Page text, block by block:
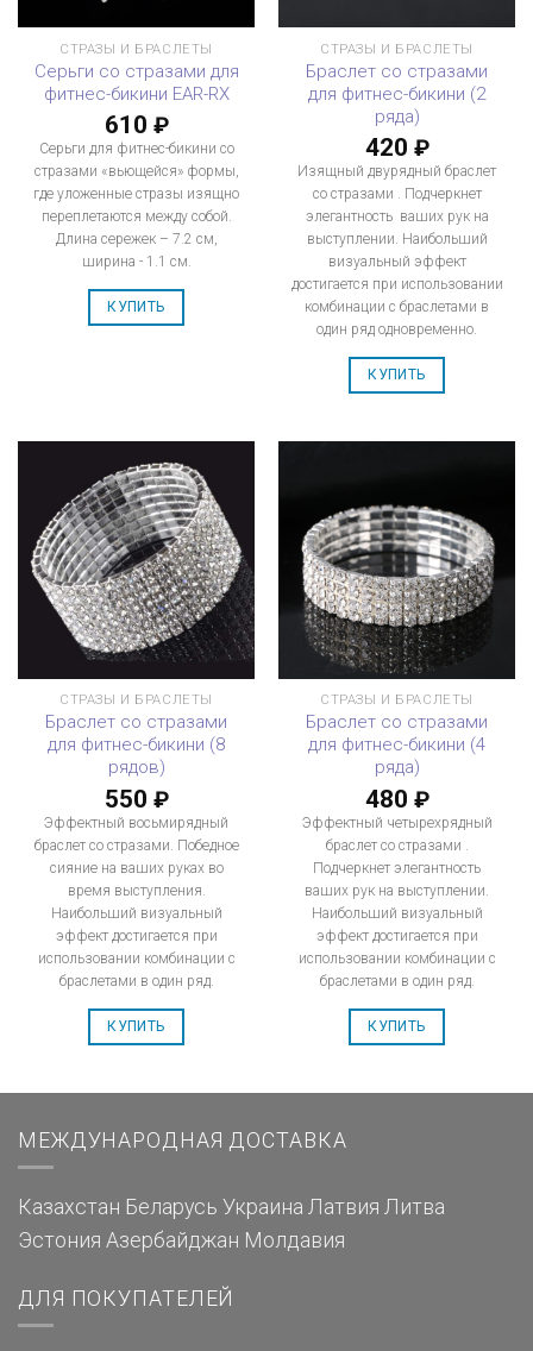
СТРАЗЫ И БРАСЛЕТЫ
Серьги со стразами для
фитнес-бикини EAR-RX
610 ₽
Серьги для фитнес-бикини со
стразами «вьющейся» формы,
где уложенные стразы изящно
переплетаются между собой.
Длина сережек – 7.2 см,
ширина - 1.1 см.
КУПИТЬ
СТРАЗЫ И БРАСЛЕТЫ
Браслет со стразами
для фитнес-бикини (2
ряда)
420 ₽
Изящный двурядный браслет
со стразами . Подчеркнет
элегантность ваших рук на
выступлении. Наибольший
визуальный эффект
достигается при использовании
комбинации с браслетами в
один ряд одновременно.
КУПИТЬ
СТРАЗЫ И БРАСЛЕТЫ
Браслет со стразами
для фитнес-бикини (8
рядов)
550 ₽
Эффектный восьмирядный
браслет со стразами. Победное
сияние на ваших руках во
время выступления.
Наибольший визуальный
эффект достигается при
использовании комбинации с
браслетами в один ряд.
КУПИТЬ
СТРАЗЫ И БРАСЛЕТЫ
Браслет со стразами
для фитнес-бикини (4
ряда)
480 ₽
Эффектный четырехрядный
браслет со стразами .
Подчеркнет элегантность
ваших рук на выступлении.
Наибольший визуальный
эффект достигается при
использовании комбинации с
браслетами в один ряд.
КУПИТЬ
МЕЖДУНАРОДНАЯ ДОСТАВКА
Казахстан Беларусь Украина Латвия Литва
Эстония Азербайджан Молдавия
ДЛЯ ПОКУПАТЕЛЕЙ